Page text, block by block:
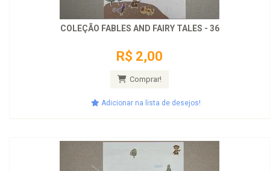
COLEÇÃO FABLES AND FAIRY TALES - 36
R$ 2,00
Comprar!
Adicionar na lista de desejos!